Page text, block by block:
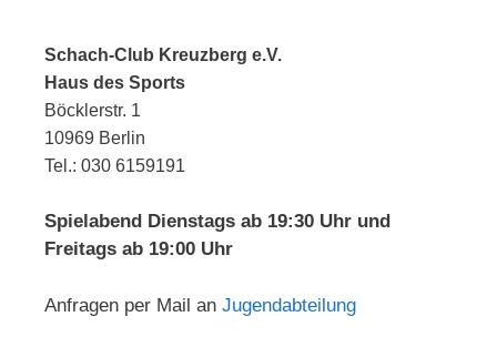
Schach-Club Kreuzberg e.V.
Haus des Sports
Böcklerstr. 1
10969 Berlin
Tel.: 030 6159191
Spielabend Dienstags ab 19:30 Uhr und
Freitags ab 19:00 Uhr
Anfragen per Mail an Jugendabteilung